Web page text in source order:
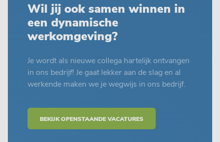
Wil jij ook samen winnen in
een dynamische
werkomgeving?
Je wordt als nieuwe collega hartelijk ontvangen
in ons bedrijf! Je gaat lekker aan de slag en al
werkende maken we je wegwijs in ons bedrijf.
BEKIJK OPENSTAANDE VACATURES